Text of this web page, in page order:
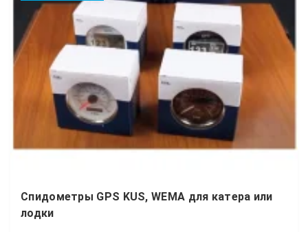
Спидометры GPS KUS, WEMA для катера или
лодки